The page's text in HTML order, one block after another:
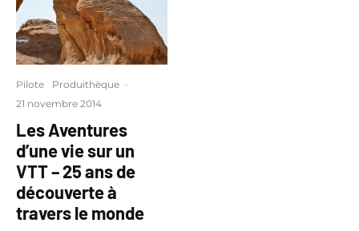
Pilote Produithèque ·
21 novembre 2014
Les Aventures
d’une vie sur un
VTT – 25 ans de
découverte à
travers le monde